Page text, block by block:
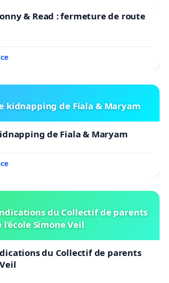
& Read : fermeture de route
kidnapping de Fiala & Maryam
de Fiala & Maryam
du Collectif de parents
l’école Simone Veil
du Collectif de parents